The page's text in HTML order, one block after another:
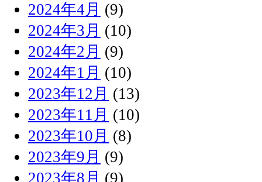
2024年4月 (9)
2024年3月 (10)
2024年2月 (9)
2024年1月 (10)
2023年12月 (13)
2023年11月 (10)
2023年10月 (8)
2023年9月 (9)
2023年8月 (9)